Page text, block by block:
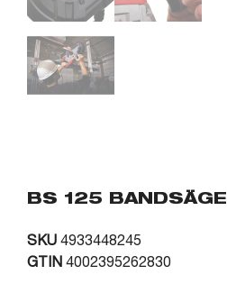
BS 125 BANDSÄGE
SKU 4933448245
GTIN 4002395262830